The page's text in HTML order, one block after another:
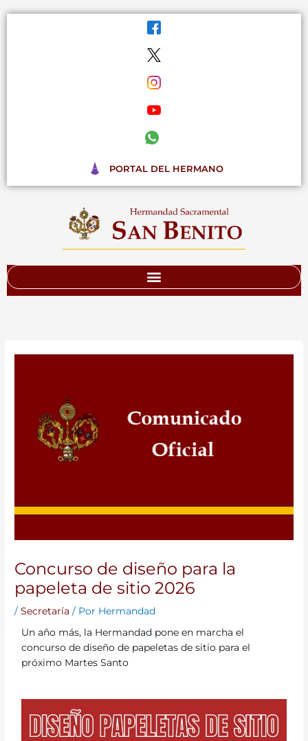
PORTAL DEL HERMANO
Concurso de diseño para la
papeleta de sitio 2026
/Secretaría / Por Hermandad
Un año más, la Hermandad pone en marcha el
concurso de diseño de papeletas de sitio para el
próximo Martes Santo